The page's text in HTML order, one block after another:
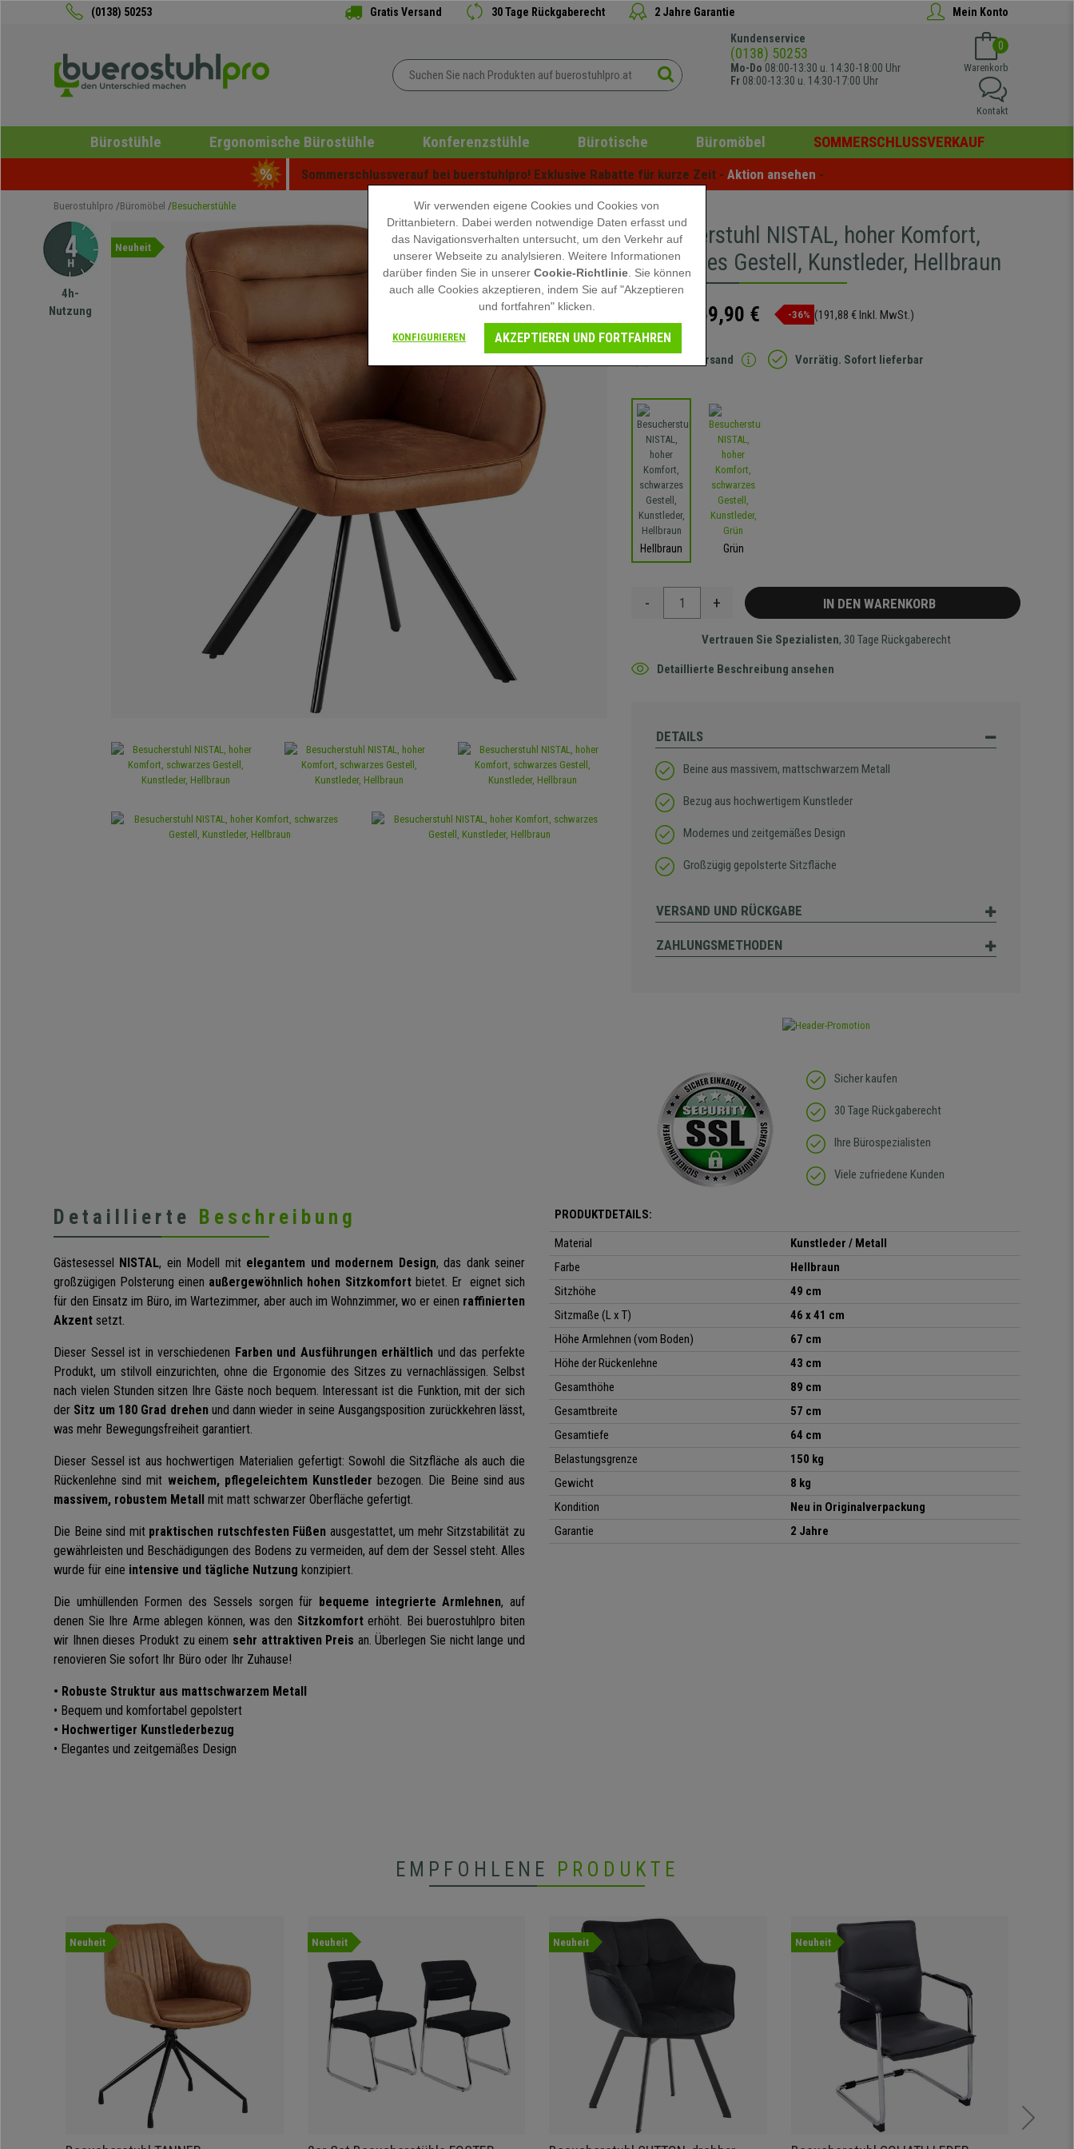
(0138) 50253 Gratis Versand 30 Tage Rückgaberecht 2 Jahre Garantie Mein Konto
Kundenservice
(0138) 50253
Mo-Do 08:00-13:30 u. 14:30-18:00 Uhr
Fr 08:00-13:30 u. 14:30-17:00 Uhr
0
Warenkorb
Kontakt
Bürostühle Ergonomische Bürostühle Konferenzstühle Bürotische Büromöbel SOMMERSCHLUSSVERKAUF
Sommerschlussverauf bei buerstuhlpro! Exklusive Rabatte für kurze Zeit - Aktion ansehen -
Buerostuhlpro Büromöbel Besucherstühle
4h-
Nutzung
Neuheit
Besucherstuhl NISTAL, hoher Komfort,
schwarzes Gestell, Kunstleder, Hellbraun
159,90 € -36% (191,88 € Inkl. MwSt.)
Gratis Versand Vorrätig. Sofort lieferbar
Hellbraun Grün
- + IN DEN WARENKORB
Vertrauen Sie Spezialisten, 30 Tage Rückgaberecht
Detaillierte Beschreibung ansehen
DETAILS
Beine aus massivem, mattschwarzem Metall
Bezug aus hochwertigem Kunstleder
Modernes und zeitgemäßes Design
Großzügig gepolsterte Sitzfläche
VERSAND UND RÜCKGABE
ZAHLUNGSMETHODEN
Sicher kaufen
30 Tage Rückgaberecht
Ihre Bürospezialisten
Viele zufriedene Kunden
Detaillierte Beschreibung
Gästesessel NISTAL, ein Modell mit elegantem und modernem Design, das dank seiner
großzügigen Polsterung einen außergewöhnlich hohen Sitzkomfortbietet. Er eignet sich
für den Einsatz im Büro, im Wartezimmer, aber auch im Wohnzimmer, wo er einen raffinierten
Akzent setzt.
Dieser Sessel ist in verschiedenen Farben und Ausführungen erhältlich und das perfekte
Produkt, um stilvoll einzurichten, ohne die Ergonomie des Sitzes zu vernachlässigen. Selbst
nach vielen Stunden sitzen Ihre Gäste noch bequem. Interessant ist die Funktion, mit der sich
der Sitz um 180 Grad drehenund dann wieder in seine Ausgangsposition zurückkehren lässt,
was mehr Bewegungsfreiheit garantiert.
Dieser Sessel ist aus hochwertigen Materialien gefertigt: Sowohl die Sitzfläche als auch die
Rückenlehne sind mit weichem, pflegeleichtem Kunstleder bezogen. Die Beine sind aus
massivem, robustem Metall mit matt schwarzer Oberfläche gefertigt.
Die Beine sind mit praktischen rutschfesten Füßen ausgestattet, um mehr Sitzstabilität zu
gewährleisten und Beschädigungen des Bodens zu vermeiden, auf dem der Sessel steht. Alles
wurde für eine intensive und tägliche Nutzung konzipiert.
Die umhüllenden Formen des Sessels sorgen für bequeme integrierte Armlehnen, auf
denen Sie Ihre Arme ablegen können, was den Sitzkomforterhöht. Bei buerostuhlpro biten
wir Ihnen dieses Produkt zu einem sehr attraktiven Preis an. Überlegen Sie nicht lange und
renovieren Sie sofort Ihr Büro oder Ihr Zuhause!
• Robuste Struktur aus mattschwarzem Metall
• Bequem und komfortabel gepolstert
• Hochwertiger Kunstlederbezug
• Elegantes und zeitgemäßes Design
PRODUKTDETAILS:
Material
Kunstleder / Metall
Farbe
Hellbraun
Sitzhöhe
49 cm
Sitzmaße (L x T)
46 x 41 cm
Höhe Armlehnen (vom Boden)
67 cm
Höhe der Rückenlehne
43 cm
Gesamthöhe
89 cm
Gesamtbreite
57 cm
Gesamtiefe
64 cm
Belastungsgrenze
150 kg
Gewicht
8 kg
Kondition
Neu in Originalverpackung
Garantie
2 Jahre
EMPFOHLENE PRODUKTE
Neuheit Neuheit Neuheit Neuheit
Wir verwenden eigene Cookies und Cookies von
Drittanbietern. Dabei werden notwendige Daten erfasst und
das Navigationsverhalten untersucht, um den Verkehr auf
unserer Webseite zu analylsieren. Weitere Informationen
darüber finden Sie in unserer Cookie-Richtlinie. Sie können
auch alle Cookies akzeptieren, indem Sie auf "Akzeptieren
und fortfahren" klicken.
KONFIGURIEREN AKZEPTIEREN UND FORTFAHREN